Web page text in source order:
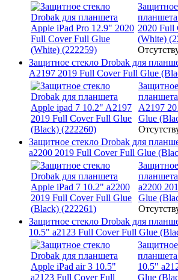
2020 Full
(White)
Защитное стекло Drobak для
A2197 2019 Full Cover Full Glue
A2197
Glue
Защитное стекло Drobak для
a2200 2019 Full Cover Full Glue
a2200
Glue
Защитное стекло Drobak для
10.5" a2123 Full Cover Full Glue
10.5"
Glue